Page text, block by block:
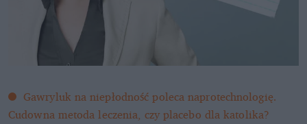
Gawryluk na niepłodność poleca naprotechnologię.
Cudowna metoda leczenia, czy placebo dla katolika?